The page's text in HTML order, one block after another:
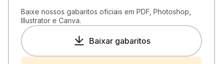
Baixe nossos gabaritos oficiais em PDF, Photoshop,
Illustrator e Canva.
Baixar gabaritos